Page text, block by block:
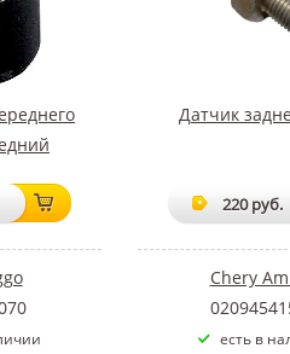
Датчик
220 руб.
Chery
есть в